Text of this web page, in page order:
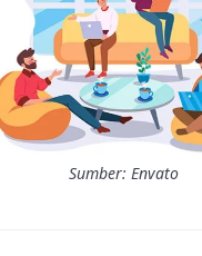
Sumber: Envato